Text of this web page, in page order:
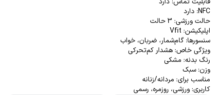
NFC: دارد
حالت ورزشی: 3 حالت
اپلیکیشن: Vfit
سنسورها: گام‌شمار، ضربان، خواب
ویژگی خاص: هشدار کم‌تحرکی
رنگ بدنه: مشکی
وزن: سبک
مناسب برای: مردانه/زنانه
کاربری: ورزشی، روزمره، رسمی